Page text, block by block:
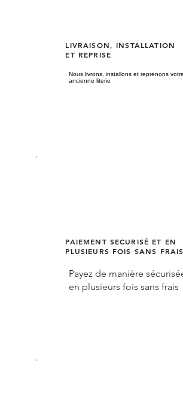
LIVRAISON, INSTALLATION
ET REPRISE
Nous livrons, installons et reprenons votre
ancienne literie
PAIEMENT SECURISÉ ET EN
PLUSIEURS FOIS SANS FRAIS
Payez de manière
en plusieurs fois sans frais